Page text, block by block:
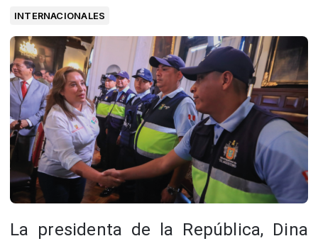
INTERNACIONALES
La presidenta de la República, Dina